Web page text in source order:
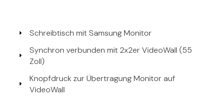
Schreibtisch mit Samsung Monitor
Synchron verbunden mit 2x2er VideoWall (55
Zoll)
Knopfdruck zur Übertragung Monitor auf
VideoWall